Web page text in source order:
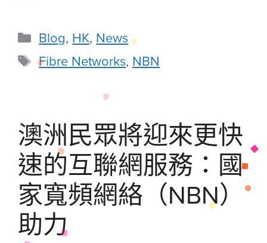
Blog, HK, News
Fibre Networks, NBN
澳洲民眾將迎來更快
速的互聯網服務：國
家寬頻網絡（NBN）
助力